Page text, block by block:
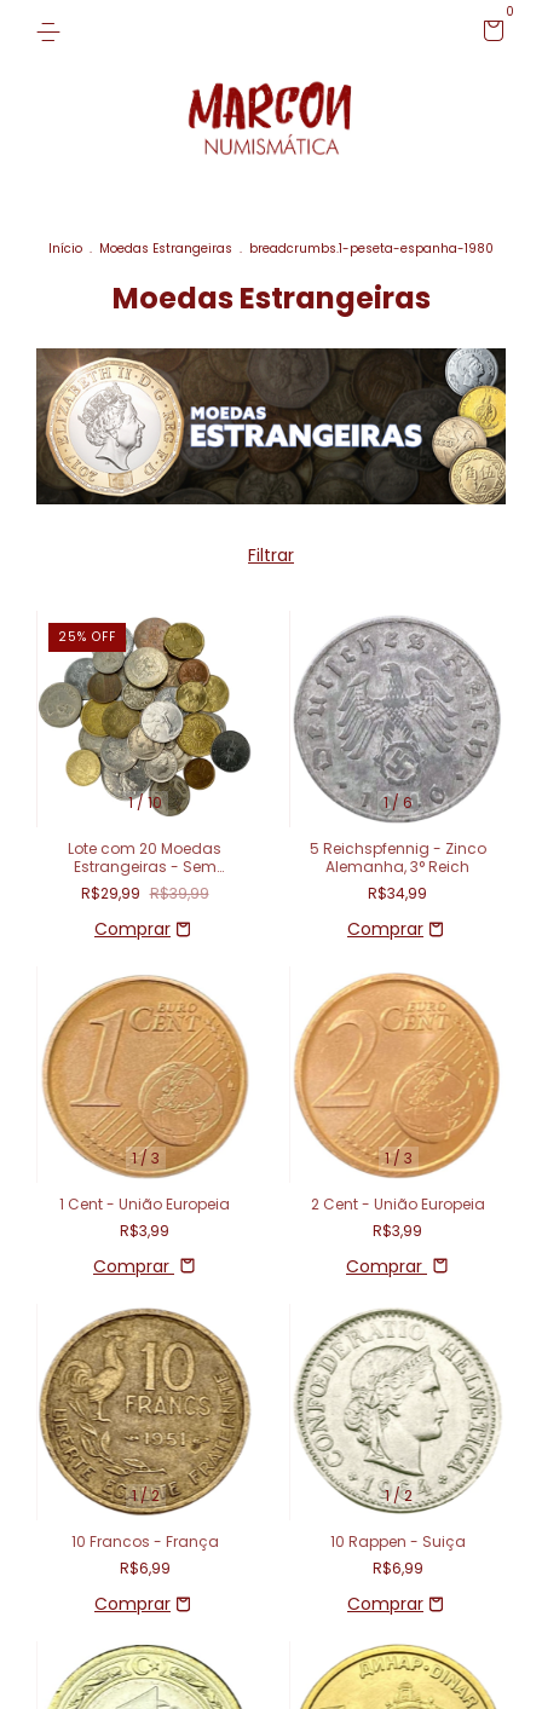
0
Início . Moedas Estrangeiras . breadcrumbs.1-peseta-espanha-1980
Moedas Estrangeiras
Filtrar
1/ 10
25% OFF
Lote com 20 Moedas
Estrangeiras - Sem
Repetição
R$29,99 R$39,99
1/6
5 Reichspfennig - Zinco
Alemanha, 3° Reich
R$34,99
1/ 3
1 Cent - União Europeia
R$3,99
Comprar
1/ 3
2 Cent - União Europeia
R$3,99
Comprar
1/2
10 Francos - França
R$6,99
1/2
10 Rappen - Suiça
R$6,99